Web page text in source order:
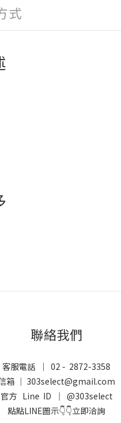
式
聯絡我們
客服電話 ｜ 02 - 2872-3358
箱 ｜ 303select@gmail.com
官方 Line ID ｜ @303select
點點LINE圖示👇👇立即洽詢